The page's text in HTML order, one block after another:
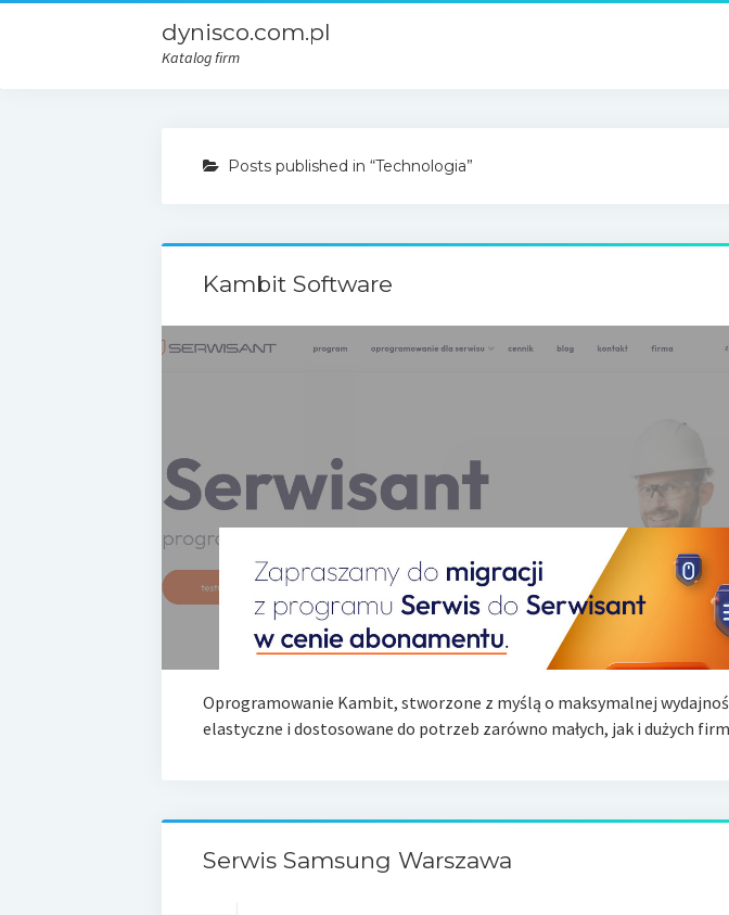
dynisco.com.pl
Katalog firm
Posts published in “Technologia”
Kambit Software
Oprogramowanie Kambit, stworzone z myślą o maksymalnej
elastyczne i dostosowane do potrzeb zarówno małych, jak i dużych
Serwis Samsung Warszawa